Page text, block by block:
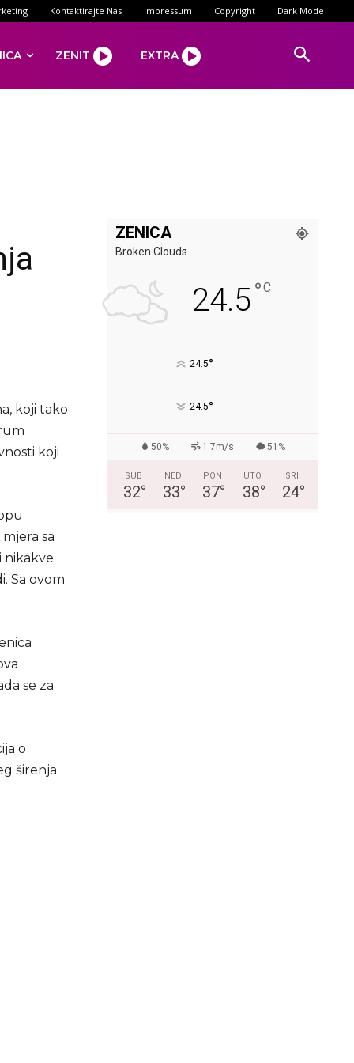
Kontaktirajte Nas Impressum Copyright Dark Mode
ZENIT EXTRA
koji tako
koji
sa
nikakve
Sa ovom
se za
o
širenja
ZENICA
Broken Clouds
24.5°C
24.5°
24.5°
50% 1.7m/s 51%
SUB
32°
NED
33°
PON
37°
UTO
38°
SRI
24°